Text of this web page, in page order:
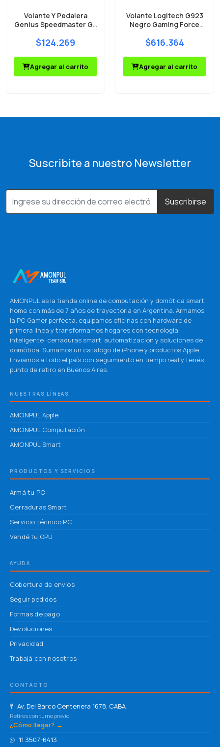
Volante Y Pedalera
Genius Speedmaster Gx
$124.269
Agregar al carrito
Volante Logitech G923
Negro Gaming Force
$616.364
Agregar al carrito
Suscribite a nuestro Newsletter
Suscribirse
AMONPUL es la tienda online de computación y domótica smart
home con más de 7 años de trayectoria en Argentina. Armamos
la PC Gamer perfecta, equipamos oficinas con hardware de
primera línea y transformamos hogares con tecnología
inteligente: cerraduras smart, automatización y soluciones de
domótica. Sumamos un catálogo de iPhone y productos Apple.
Enviamos a todo el país con seguimiento en tiempo real y tenés
punto de retiro en Buenos Aires.
NUESTRAS LÍNEAS
AMONPUL Apple
AMONPUL Computación
AMONPUL Smart
PRODUCTOS Y SERVICIOS
Armá tu PC
Cerraduras Smart
Servicio técnico PC
Vendé tu GPU
AYUDA
Cobertura de envíos
Seguir pedidos
Formas de pago
Devoluciones
Privacidad
Trabajá con nosotros
CONTACTO
Av. Del Barco Centenera 1678, CABA
Retiros con turno previo
¿Cómo llegar? →
11 3507-6413